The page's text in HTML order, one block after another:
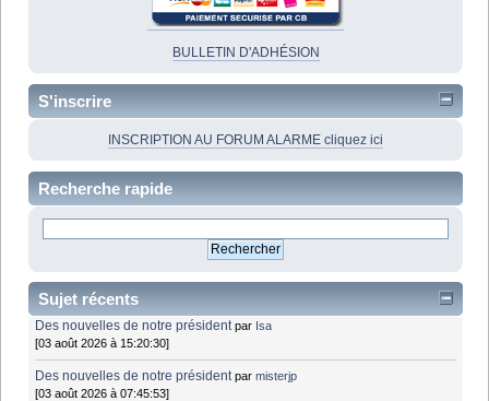
BULLETIN D'ADHÉSION
S'inscrire
INSCRIPTION AU FORUM ALARME cliquez ici
Recherche rapide
Sujet récents
Des nouvelles de notre président par Isa
[03 août 2026 à 15:20:30]
Des nouvelles de notre président parmisterjp
[03 août 2026 à 07:45:53]